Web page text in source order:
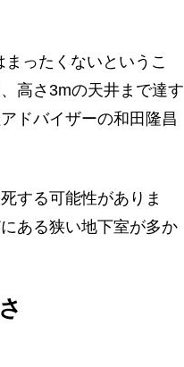
ったくないというこ
高さ3mの天井まで達す
ドバイザーの和田隆昌
する可能性がありま
ある狭い地下室が多か